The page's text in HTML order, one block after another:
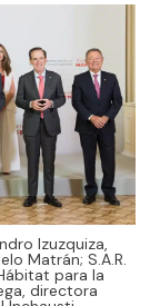
Izuzquiza,
Matrán; S.A.R.
para la
directora